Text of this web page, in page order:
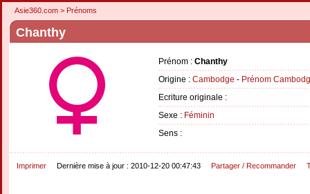
Asie360.com > Prénoms
Chanthy
Prénom : Chanthy
Origine : Cambodge - Prénom
Ecriture originale :
Sexe : Féminin
Sens :
Imprimer Dernière mise à jour : 2010-12-20 00:47:43 Partager / Recommander